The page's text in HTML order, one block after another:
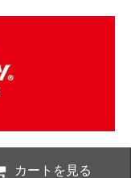
カートを見る